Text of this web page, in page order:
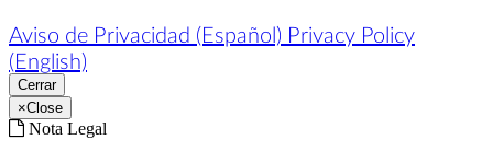
Aviso de Privacidad (Español) Privacy Policy
(English)
Cerrar
×Close
Nota Legal